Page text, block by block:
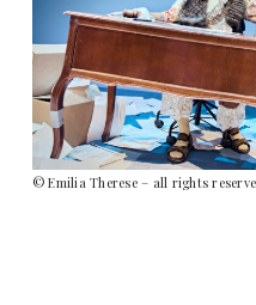
© Emilia Therese – all rights